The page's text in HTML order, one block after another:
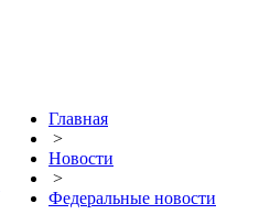
Главная
>
Новости
>
Федеральные новости